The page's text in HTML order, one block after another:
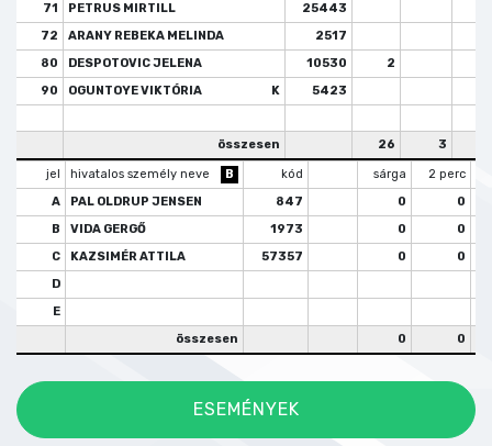
71
PETRUS MIRTILL
25443
72
ARANY REBEKA MELINDA
2517
80
DESPOTOVIC JELENA 10530
2
90
OGUNTOYE VIKTÓRIA K 5423
összesen 26 3
jel hivatalos személy neve B kód sárga 2 perc
A
PAL OLDRUP JENSEN 847 0
0
B
VIDA GERGŐ 1973 0
0
C
KAZSIMÉR ATTILA 57357 0
0
D
E
összesen
0 0
ESEMÉNYEK